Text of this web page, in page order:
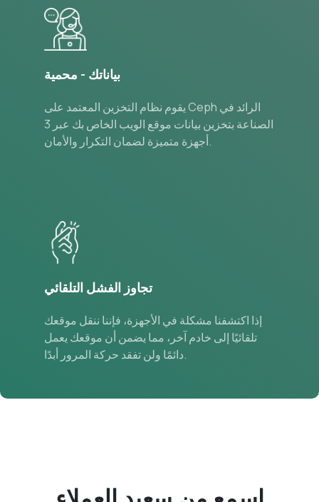
بياناتك - محمية
يقوم نظام التخزين المعتمد على Ceph الرائد في
الصناعة بتخزين بيانات موقع الويب الخاص بك عبر 3
أجهزة متميزة لضمان التكرار والأمان.
تجاوز الفشل التلقائي
إذا اكتشفنا مشكلة في الأجهزة، فإننا ننقل موقعك
تلقائيًا إلى خادم آخر، مما يضمن أن موقعك يعمل
دائمًا ولن تفقد حركة المرور أبدًا.